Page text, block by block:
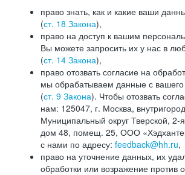
право знать, как и какие ваши
(ст. 18 Закона),
право на доступ к вашим
Вы можете запросить их у нас в
(ст. 14 Закона),
право отозвать согласие на
мы обрабатываем данные с вашего
(ст. 9 Закона). Чтобы отозвать
нам: 125047, г. Москва,
Муниципальный округ Тверской, 2-
дом 48, помещ. 25, ООО
с нами по адресу: feedback@hh.ru,
право на уточнение данных, их
обработки или возражение против